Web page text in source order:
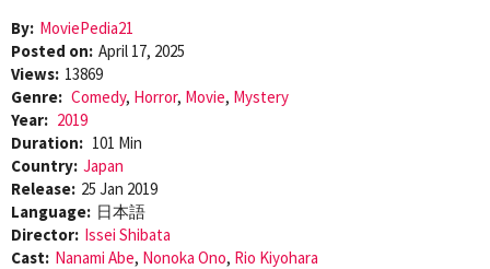
By: MoviePedia21
Posted on: April 17, 2025
Views: 13869
Genre: Comedy, Horror, Movie, Mystery
Year: 2019
Duration: 101 Min
Country: Japan
Release: 25 Jan 2019
Language: 日本語
Director: Issei Shibata
Cast: Nanami Abe, Nonoka Ono, Rio Kiyohara